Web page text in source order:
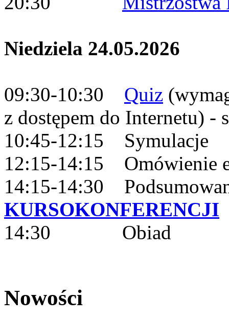
Niedziela 24.05.2026
09:30-10:30 Quiz
z dostępem do Internetu) -
10:45-12:15 Symulacje
12:15-14:15 Omówienie
14:15-14:30
KURSOKONFERENCJI
14:30 Obiad
Nowości